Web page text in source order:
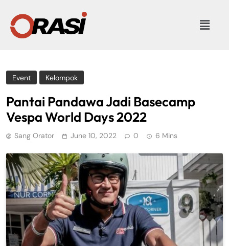
Event Kelompok
Pantai Pandawa Jadi Basecamp
Vespa World Days 2022
Sang Orator June 10, 2022 0 6 Mins